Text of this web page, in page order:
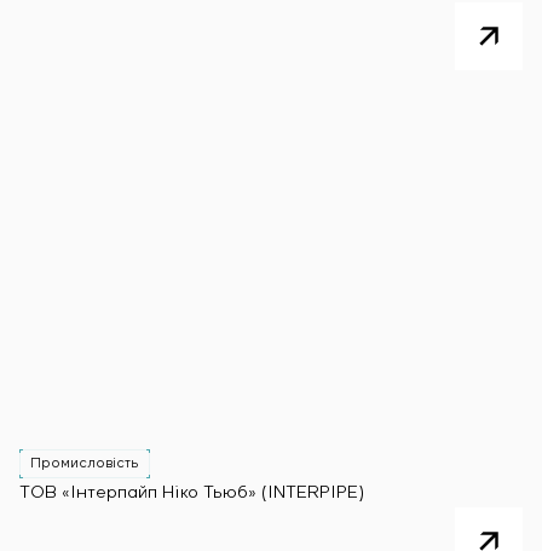
Промисловість
ТОВ «Інтерпайп Ніко Тьюб» (INTERPIPE)